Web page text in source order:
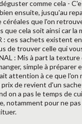
comme cela -
ensuite, jusqu'au
que l'on
que cela soit ainsi car
: ces sachets existent
de trouver celle qui
: Mis à part la
simple à
attention à ce que l'on
de revient d'un
on a pas le temps de
notamment pour ne